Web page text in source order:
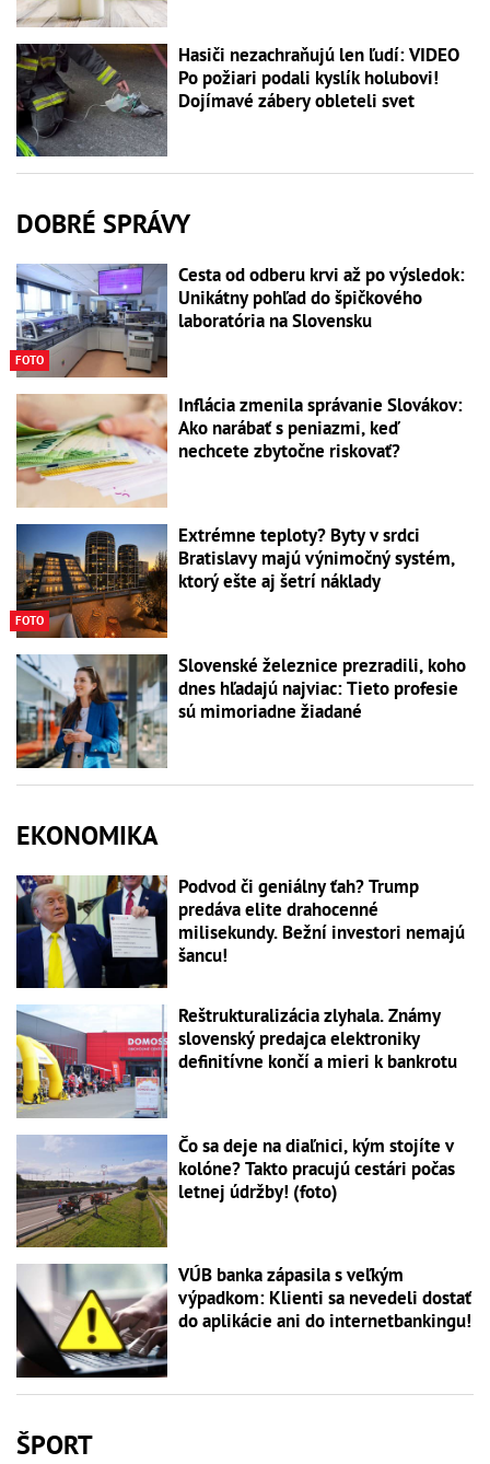
Hasiči nezachraňujú len ľudí: VIDEO
Po požiari podali kyslík holubovi!
Dojímavé zábery obleteli svet
DOBRÉ SPRÁVY
FOTO
Cesta od odberu krvi až po výsledok:
Unikátny pohľad do špičkového
laboratória na Slovensku
Inflácia zmenila správanie Slovákov:
Ako narábať s peniazmi, keď
nechcete zbytočne riskovať?
FOTO
Extrémne teploty? Byty v srdci
Bratislavy majú výnimočný systém,
ktorý ešte aj šetrí náklady
Slovenské železnice prezradili, koho
dnes hľadajú najviac: Tieto profesie
sú mimoriadne žiadané
EKONOMIKA
Podvod či geniálny ťah? Trump
predáva elite drahocenné
milisekundy. Bežní investori nemajú
šancu!
Reštrukturalizácia zlyhala. Známy
slovenský predajca elektroniky
definitívne končí a mieri k bankrotu
Čo sa deje na diaľnici, kým stojíte v
kolóne? Takto pracujú cestári počas
letnej údržby! (foto)
VÚB banka zápasila s veľkým
výpadkom: Klienti sa nevedeli dostať
do aplikácie ani do internetbankingu!
ŠPORT